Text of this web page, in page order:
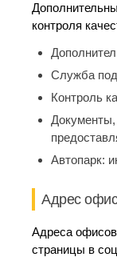
контроля
Служба
Контроль
Документы,
Автопарк:
Адрес
Адреса
страницы в